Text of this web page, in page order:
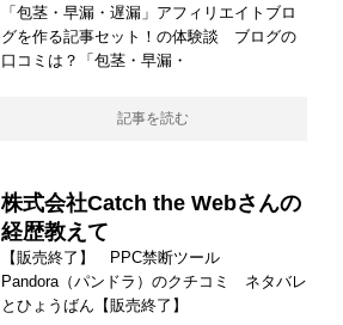
「包茎・早漏・遅漏」アフィリエイトブロ
グを作る記事セット！の体験談 ブログの
口コミは？「包茎・早漏・
記事を読む
株式会社Catch the Webさんの
経歴教えて
【販売終了】 PPC禁断ツール
Pandora（パンドラ）のクチコミ ネタバレ
とひょうばん【販売終了】